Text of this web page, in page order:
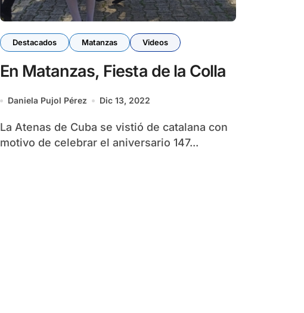
Destacados Matanzas Videos
En Matanzas, Fiesta de la Colla
Daniela Pujol Pérez Dic 13, 2022
La Atenas de Cuba se vistió de catalana con
motivo de celebrar el aniversario 147...